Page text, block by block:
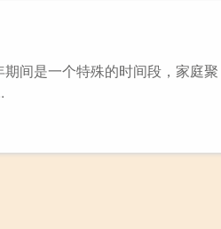
间是一个特殊的时间段，家庭聚